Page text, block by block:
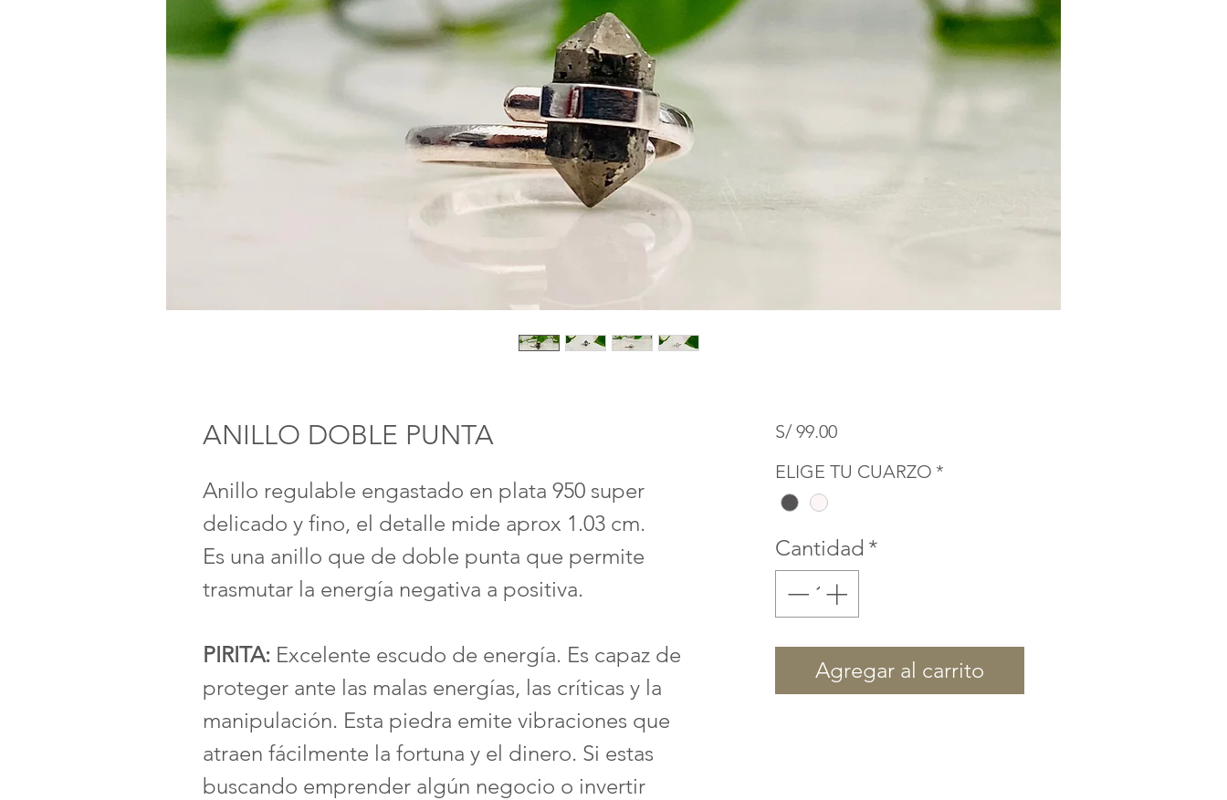
ANILLO DOBLE PUNTA
Anillo regulable engastado en plata 950 super
delicado y fino, el detalle mide aprox 1.03 cm.
Es una anillo que de doble punta que permite
trasmutar la energía negativa a positiva.
PIRITA: Excelente escudo de energía. Es capaz de
proteger ante las malas energías, las críticas y la
manipulación. Esta piedra emite vibraciones que
atraen fácilmente la fortuna y el dinero. Si estas
buscando emprender algún negocio o invertir
S/ 99.00Precio
ELIGE TU CUARZO *
Cantidad *
Agregar al carrito